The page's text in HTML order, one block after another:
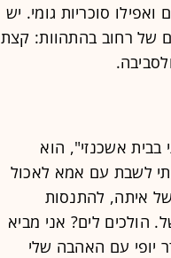
סוכריות גומי. יש
של רחוב בהתהוות: קצת
בבית אשכנזי", הוא
לשבת עם אמא לאכול
איתה, להתנסות
הולכים לים? אני מביא
יופי עם האהבה שלי